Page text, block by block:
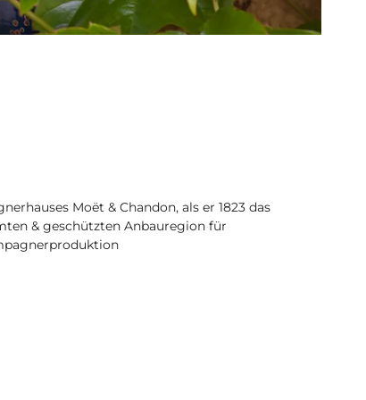
Moët & Chandon, als er 1823 das
& geschützten Anbauregion für